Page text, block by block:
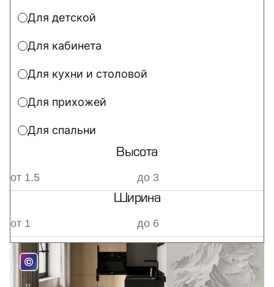
Для детской
Для кабинета
Для кухни и столовой
Для прихожей
Для спальни
Высота
Ширина